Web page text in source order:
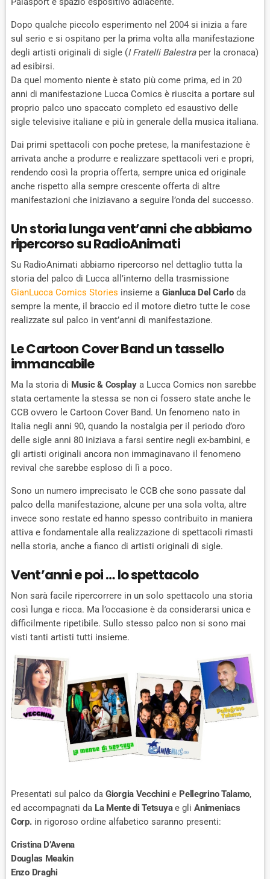
Dopo qualche piccolo esperimento nel 2004 si inizia a fare
sul serio e si ospitano per la prima volta alla manifestazione
degli artisti originali di sigle (I Fratelli Balestraper la cronaca)
ad esibirsi.
Da quel momento niente è stato più come prima, ed in 20
anni di manifestazione Lucca Comics è riuscita a portare sul
proprio palco uno spaccato completo ed esaustivo delle
sigle televisive italiane e più in generale della musica italiana.
Dai primi spettacoli con poche pretese, la manifestazione è
arrivata anche a produrre e realizzare spettacoli veri e propri,
rendendo così la propria offerta, sempre unica ed originale
anche rispetto alla sempre crescente offerta di altre
manifestazioni che iniziavano a seguire l’onda del successo.
Un storia lunga vent’anni che abbiamo
ripercorso su RadioAnimati
Su RadioAnimati abbiamo ripercorso nel dettaglio tutta la
storia del palco di Lucca all’interno della trasmissione
GianLucca Comics Stories insieme a Gianluca Del Carloda
sempre la mente, il braccio ed il motore dietro tutte le cose
realizzate sul palco in vent’anni di manifestazione.
Le Cartoon Cover Band un tassello
immancabile
Ma la storia di Music & Cosplaya Lucca Comics non sarebbe
stata certamente la stessa se non ci fossero state anche le
CCB ovvero le Cartoon Cover Band. Un fenomeno nato in
Italia negli anni 90, quando la nostalgia per il periodo d’oro
delle sigle anni 80 iniziava a farsi sentire negli ex-bambini, e
gli artisti originali ancora non immaginavano il fenomeno
revival che sarebbe esploso di lì a poco.
Sono un numero imprecisato le CCB che sono passate dal
palco della manifestazione, alcune per una sola volta, altre
invece sono restate ed hanno spesso contribuito in maniera
attiva e fondamentale alla realizzazione di spettacoli rimasti
nella storia, anche a fianco di artisti originali di sigle.
Vent’anni e poi … lo spettacolo
Non sarà facile ripercorrere in un solo spettacolo una storia
così lunga e ricca. Ma l’occasione è da considerarsi unica e
difficilmente ripetibile. Sullo stesso palco non si sono mai
visti tanti artisti tutti insieme.
Presentati sul palco da Giorgia Vecchini e Pellegrino Talamo,
ed accompagnati da La Mente di Tetsuyae gliAnimeniacs
Corp.in rigoroso ordine alfabetico saranno presenti:
Cristina D’Avena
Douglas Meakin
Enzo Draghi